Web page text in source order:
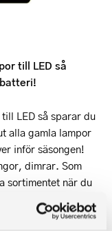
till LED så
LED så sparar du
alla gamla lampor
inför säsongen!
dimrar. Som
sortimentet när du
Leverans inom
ha? Ring 073-